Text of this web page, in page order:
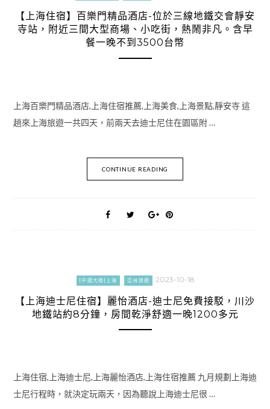
【上海住宿】百樂門精品酒店-位於三線地鐵交會靜安
寺站，附近三間大型商場、小吃街，熱鬧非凡。含早
餐一晚不到3500台幣
上海百樂門精品酒店,上海住宿推薦,上海美食,上海景點,靜安寺 這
趟來上海旅遊一共四天，前兩天去迪士尼住在園區附 …
CONTINUE READING
[中國大陸]上海 亞洲旅遊 2023-10-18
【上海迪士尼住宿】麗怡酒店-迪士尼免費接駁，川沙
地鐵站約8分鐘，房間乾淨舒適一晚1200多元
上海住宿,上海迪士尼,上海麗怡酒店,上海住宿推薦 九月規劃上海迪
士尼行程時，就決定玩兩天，因為聽說上海迪士尼很 …